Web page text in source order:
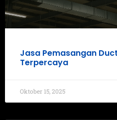
Jasa Pemasangan
Terpercaya
Oktober 15, 2025